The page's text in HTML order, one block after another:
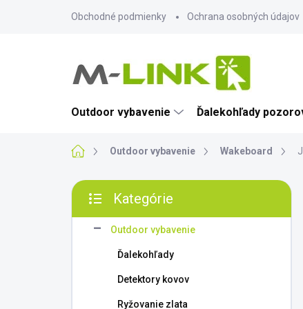
Obchodné podmienky Ochrana osobných údajov
Outdoor vybavenie Ďalekohľady
DomovOutdoor vybavenie Wakeboard
B
č
kategórie
Kategórie
Outdoor vybavenie
Ďalekohľady
Detektory kovov
Ryžovanie zlata